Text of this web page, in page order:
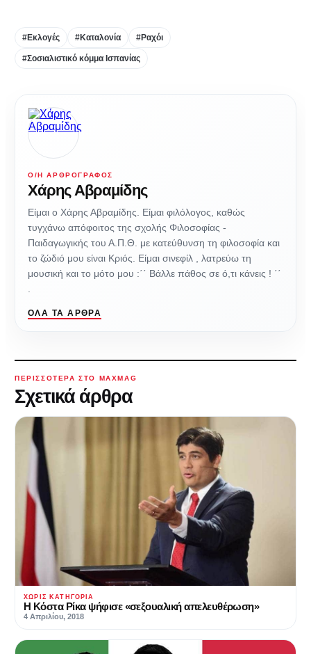
#Εκλογές #Καταλονία #Ραχόι
#Σοσιαλιστικό κόμμα Ισπανίας
Ο/Η ΑΡΘΡΟΓΡΆΦΟΣ
Χάρης Αβραμίδης
Είμαι ο Χάρης Αβραμίδης. Είμαι φιλόλογος, καθώς
τυγχάνω απόφοιτος της σχολής Φιλοσοφίας -
Παιδαγωγικής του Α.Π.Θ. με κατεύθυνση τη φιλοσοφία και
το ζώδιό μου είναι Κριός. Είμαι σινεφίλ , λατρεύω τη
μουσική και το μότο μου :΄΄ Βάλλε πάθος σε ό,τι κάνεις ! ΄΄
ΌΛΑ ΤΑ ΆΡΘΡΑ
ΠΕΡΙΣΣΌΤΕΡΑ ΣΤΟ MAXMAG
Σχετικά άρθρα
ΧΩΡΊΣ ΚΑΤΗΓΟΡΊΑ
Η Κόστα Ρίκα ψήφισε «σεξουαλική απελευθέρωση»
4 Απριλίου, 2018